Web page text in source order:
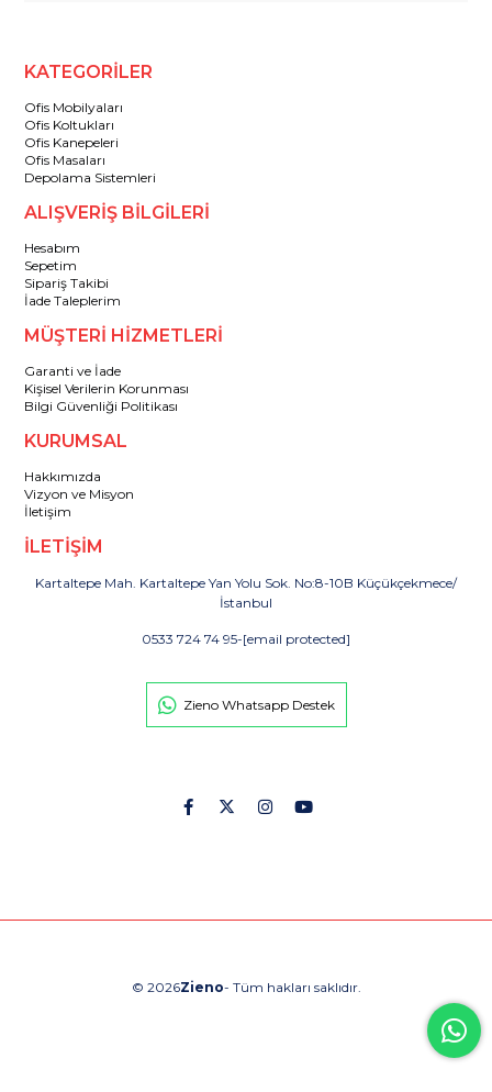
KATEGORİLER
Ofis Mobilyaları
Ofis Koltukları
Ofis Kanepeleri
Ofis Masaları
Depolama Sistemleri
ALIŞVERİŞ BİLGİLERİ
Hesabım
Sepetim
Sipariş Takibi
İade Taleplerim
MÜŞTERİ HİZMETLERİ
Garanti ve İade
Kişisel Verilerin Korunması
Bilgi Güvenliği Politikası
KURUMSAL
Hakkımızda
Vizyon ve Misyon
İletişim
İLETİŞİM
Kartaltepe Mah. Kartaltepe Yan Yolu Sok. No:8-10B Küçükçekmece/
İstanbul
0533 724 74 95-[email protected]
Zieno Whatsapp Destek
© 2026Zieno- Tüm hakları saklıdır.